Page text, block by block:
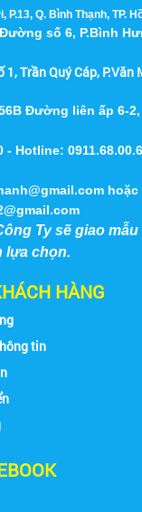
xuất và cung cấp các loại
304, ghế inox xếp, bàn
BÁN BÀN GHẾ INOX
INOX TẠI CÁC QUẬN
Nội Thất Inox Đại Thành
cung cấp các loại bàn
Công Ty Đại Thành
hàng tiệc cưới tại tphcm
đáp ứng nhu cầu sử...
Công Ty Mercedes
Q. Bình Thạnh, TP.
số 6, P.Bình
1, Trần Quý Cáp, P.Văn
Đường liên ấp 6-
- Hotline:
hoặc
Ty sẽ giao
lựa chọn.
HÀNG
tin